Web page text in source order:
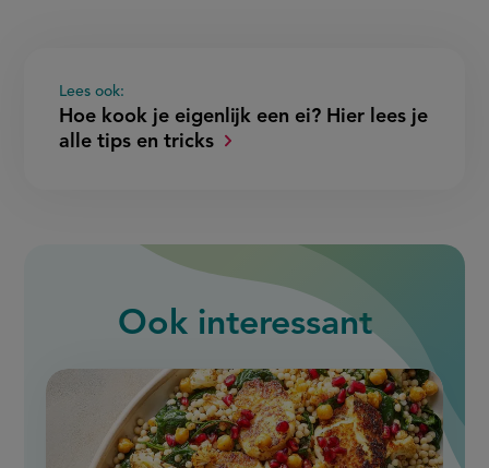
Lees ook:
Hoe kook je eigenlijk een ei? Hier lees je
alle tips en tricks
Ook interessant